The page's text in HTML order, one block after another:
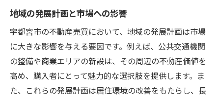
地域の発展計画と市場への影響
宇都宮市の不動産売買において、地域の発展計画は市場
に大きな影響を与える要因です。例えば、公共交通機関
の整備や商業エリアの新設は、その周辺の不動産価値を
高め、購入者にとって魅力的な選択肢を提供します。ま
た、これらの発展計画は居住環境の改善をもたらし、長